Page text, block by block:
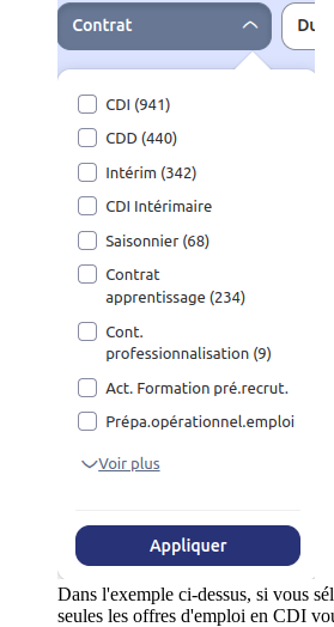
Dans l'exemple ci-dessus, si vous
seules les offres d'emploi en CDI